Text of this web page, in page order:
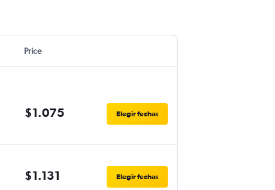
Price
$1.075 Elegir fechas
$1.131 Elegir fechas